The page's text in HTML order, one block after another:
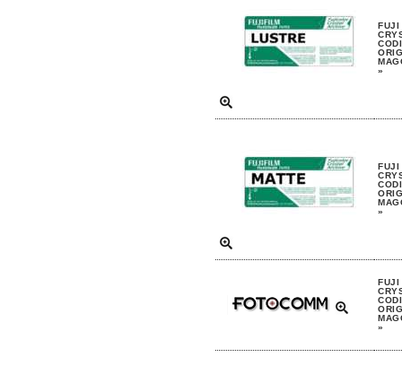
FUJI
»
FUJI
»
FUJI
»